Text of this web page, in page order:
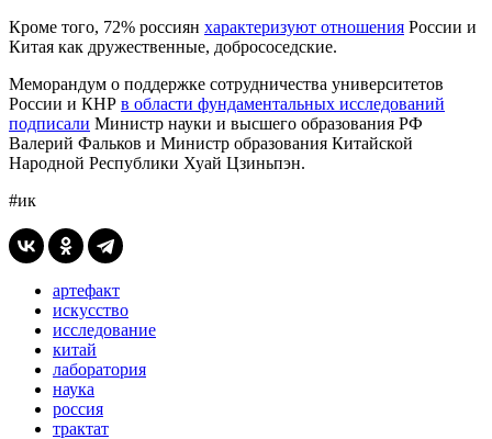
Кроме того, 72% россиян характеризуют отношения России и
Китая как дружественные, добрососедские.
Меморандум о поддержке сотрудничества университетов
России и КНР в области фундаментальных исследований
подписали Министр науки и высшего образования РФ
Валерий Фальков и Министр образования Китайской
Народной Республики Хуай Цзиньпэн.
#ик
артефакт
искусство
исследование
китай
лаборатория
наука
россия
трактат